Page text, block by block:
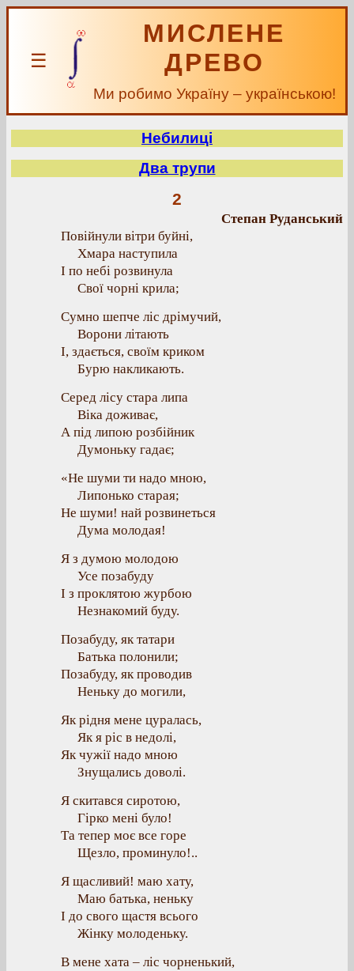
☰
МИСЛЕНЕ
ДРЕВО
Ми робимо Україну – українською!
Небилиці
Два трупи
2
Степан Руданський
Повійнули вітри буйні,
Хмара наступила
І по небі розвинула
Свої чорні крила;
Сумно шепче ліс дрімучий,
Ворони літають
І, здається, своїм криком
Бурю накликають.
Серед лісу стара липа
Віка доживає,
А під липою розбійник
Думоньку гадає;
«Не шуми ти надо мною,
Липонько старая;
Не шуми! най розвинеться
Дума молодая!
Я з думою молодою
Усе позабуду
І з проклятою журбою
Незнакомий буду.
Позабуду, як татари
Батька полонили;
Позабуду, як проводив
Неньку до могили,
Як рідня мене цуралась,
Як я ріс в недолі,
Як чужії надо мною
Знущались доволі.
Я скитався сиротою,
Гірко мені було!
Та тепер моє все горе
Щезло, проминуло!..
Я щасливий! маю хату,
Маю батька, неньку
І до свого щастя всього
Жінку молоденьку.
В мене хата – ліс чорненький,